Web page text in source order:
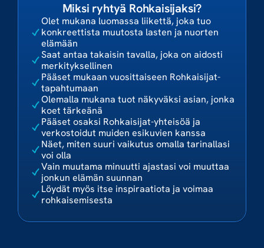
Miksi ryhtyä Rohkaisijaksi?
Olet mukana luomassa liikettä, joka tuo
konkreettista muutosta lasten ja nuorten
elämään
Saat antaa takaisin tavalla, joka on aidosti
merkityksellinen
Pääset mukaan vuosittaiseen Rohkaisijat-
tapahtumaan
Olemalla mukana tuot näkyväksi asian, jonka
koet tärkeänä
Pääset osaksi Rohkaisijat-yhteisöä ja
verkostoidut muiden esikuvien kanssa
Näet, miten suuri vaikutus omalla tarinallasi
voi olla
Vain muutama minuutti ajastasi voi muuttaa
jonkun elämän suunnan
Löydät myös itse inspiraatiota ja voimaa
rohkaisemisesta